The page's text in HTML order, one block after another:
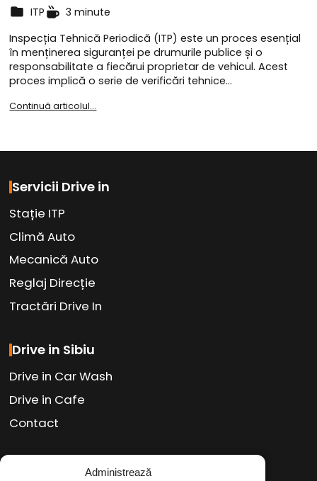
Administrează
ITP
3 minute
Inspecția Tehnică Periodică (ITP) este un proces esențial
în menținerea siguranței pe drumurile publice și o
responsabilitate a fiecărui proprietar de vehicul. Acest
proces implică o serie de verificări tehnice…
Continuă articolul...
Servicii Drive in
Stație ITP
Climă Auto
Mecanică Auto
Reglaj Direcție
Tractări Drive In
Drive in Sibiu
Drive in Car Wash
Drive in Cafe
Contact
Social Media